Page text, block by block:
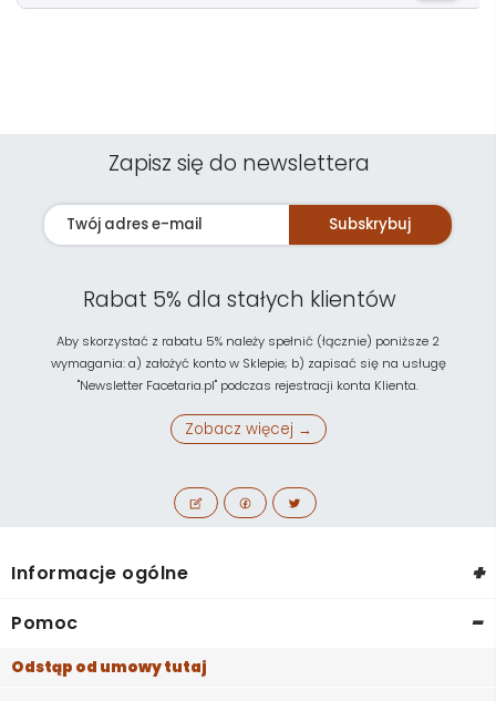
Zapisz się do newslettera
Subskrybuj
Rabat 5% dla stałych klientów
Aby skorzystać z rabatu 5% należy spełnić (łącznie) poniższe 2
wymagania: a) założyć konto w Sklepie; b) zapisać się na usługę
"Newsletter Facetaria.pl" podczas rejestracji konta Klienta.
Zobacz więcej →
Informacje ogólne +
Pomoc -
Odstąp od umowy tutaj